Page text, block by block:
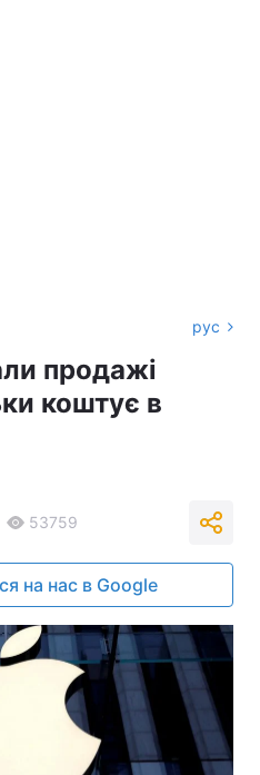
рус
продажі
коштує в
53759
на нас в Google